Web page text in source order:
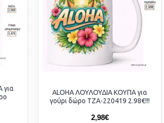
ALOHA ΛΟΥΛΟΥΔΙΑ ΚΟΥΠΑ για
γούρι δώρο ΤΖΑ-220419 2.98€!!!
2,98€